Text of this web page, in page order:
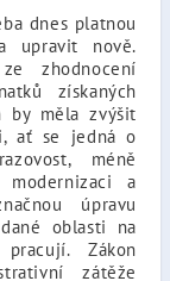
dnes platnou
upravit nově.
zhodnocení
získaných
by měla zvýšit
ať se jedná o
méně
modernizaci a
úpravu
oblasti na
Zákon
zátěže